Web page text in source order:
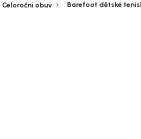
Celoroční obuv Barefoot dětské